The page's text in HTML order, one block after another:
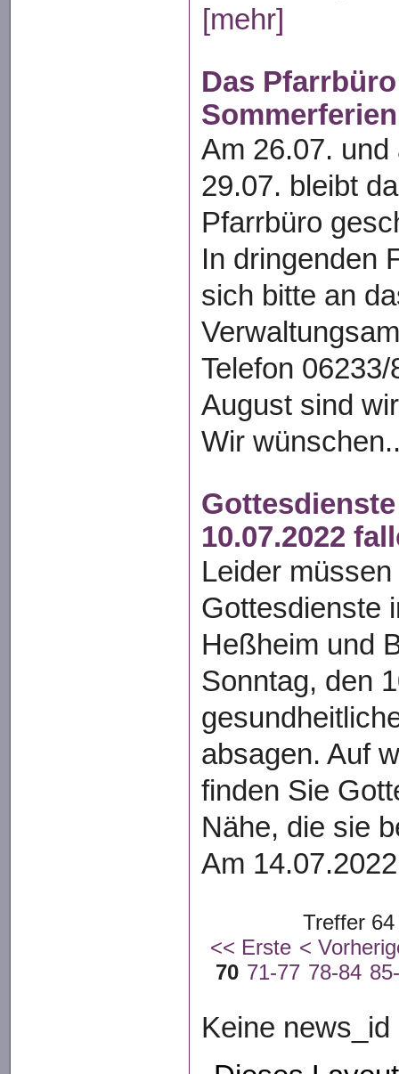
[mehr]
Das
Am 26.07. und
29.07. bleibt
Pfarrbüro
In dringenden
sich bitte an
Telefon
August sind
Wir
10.07.2022
Leider
Gottesdienste
Heßheim und
Sonntag, den
absagen. Auf
finden Sie
Nähe, die sie
Am
Treffer
<< Erste <
70 71-77 78-84
Keine